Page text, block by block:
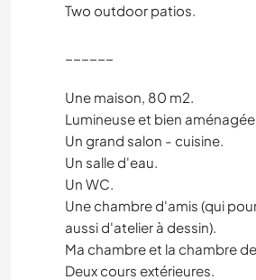
Two outdoor patios.
Une maison, 80 m2.
Lumineuse et bien
Un grand salon - cuisine.
Un salle d'eau.
Un WC.
Une chambre d'amis (qui
aussi d'atelier à dessin).
Ma chambre et la chambre
Deux cours extérieures.